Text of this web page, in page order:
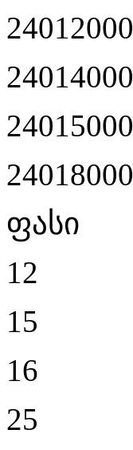
24012000
24014000
24015000
24018000
ფასი
12
15
16
25